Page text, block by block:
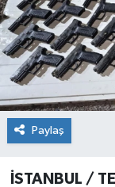
Paylaş
İSTANBUL /